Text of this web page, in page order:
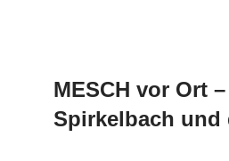
MESCH vor Ort
Spirkelbach und